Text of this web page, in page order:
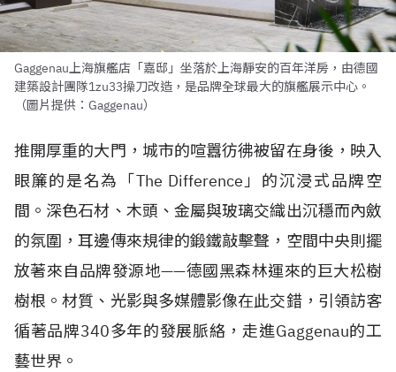
Gaggenau上海旗艦店「嘉邸」坐落於上海靜安的百年洋房，由德國
建築設計團隊1zu33操刀改造，是品牌全球最大的旗艦展示中心。
（圖片提供：Gaggenau）
推開厚重的大門，城市的喧囂彷彿被留在身後，映入
眼簾的是名為「The Difference」的沉浸式品牌空
間。深色石材、木頭、金屬與玻璃交織出沉穩而內斂
的氛圍，耳邊傳來規律的鍛鐵敲擊聲，空間中央則擺
放著來自品牌發源地——德國黑森林運來的巨大松樹
樹根。材質、光影與多媒體影像在此交錯，引領訪客
循著品牌340多年的發展脈絡，走進Gaggenau的工
藝世界。